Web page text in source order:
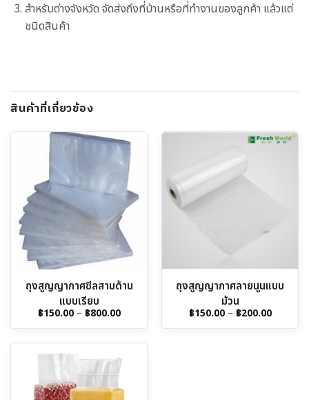
สำหรับต่างจังหวัด จัดส่งถึงที่บ้านหรือที่ทำงานของลูกค้า แล้วแต่
ชนิดสินค้า
สินค้าที่เกี่ยวข้อง
ถุงสูญญากาศซีลสามด้าน
แบบเรียบ
฿150.00 – ฿800.00Price
฿150.00
through
฿800.00
ถุงสูญญากาศลายนูนแบบ
ม้วน
฿150.00 – ฿200.00Price
฿150.00